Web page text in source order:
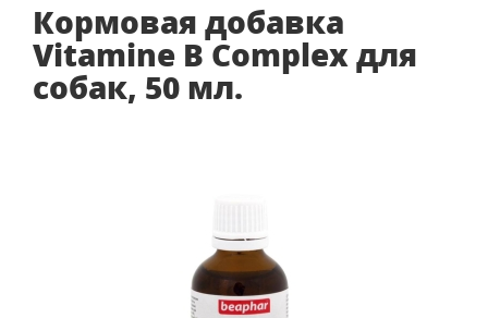
Кормовая добавка
Vitamine B Complex для
собак, 50 мл.